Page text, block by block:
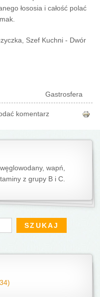
łososia i całość polać
Szef Kuchni - Dwór
Gastrosfera
komentarz
wapń,
z grupy B i C.